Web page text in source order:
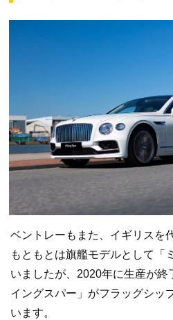
ベントレーもまた、イギリスを
もともとは旗艦モデルとして「
いましたが、2020年に生産が終
イングスパー」がフラッグシッ
います。